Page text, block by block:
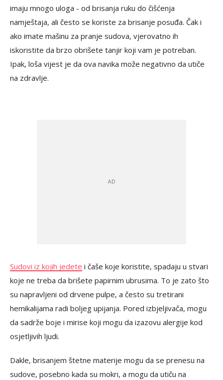
imaju mnogo uloga - od brisanja ruku do čišćenja
namještaja, ali često se koriste za brisanje posuđa. Čak i
ako imate mašinu za pranje sudova, vjerovatno ih
iskoristite da brzo obrišete tanjir koji vam je potreban.
Ipak, loša vijest je da ova navika može negativno da utiče
na zdravlje.
Sudovi iz kojih jedete i čaše koje koristite, spadaju u stvari
koje ne treba da brišete papirnim ubrusima. To je zato što
su napravljeni od drvene pulpe, a često su tretirani
hemikalijama radi boljeg upijanja. Pored izbjeljivača, mogu
da sadrže boje i mirise koji mogu da izazovu alergije kod
osjetljivih ljudi.
Dakle, brisanjem štetne materije mogu da se prenesu na
sudove, posebno kada su mokri, a mogu da utiču na